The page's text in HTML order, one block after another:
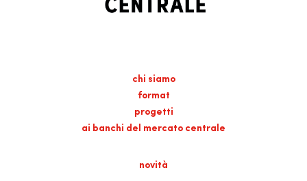
chi siamo
format
progetti
ai banchi del mercato centrale
novità